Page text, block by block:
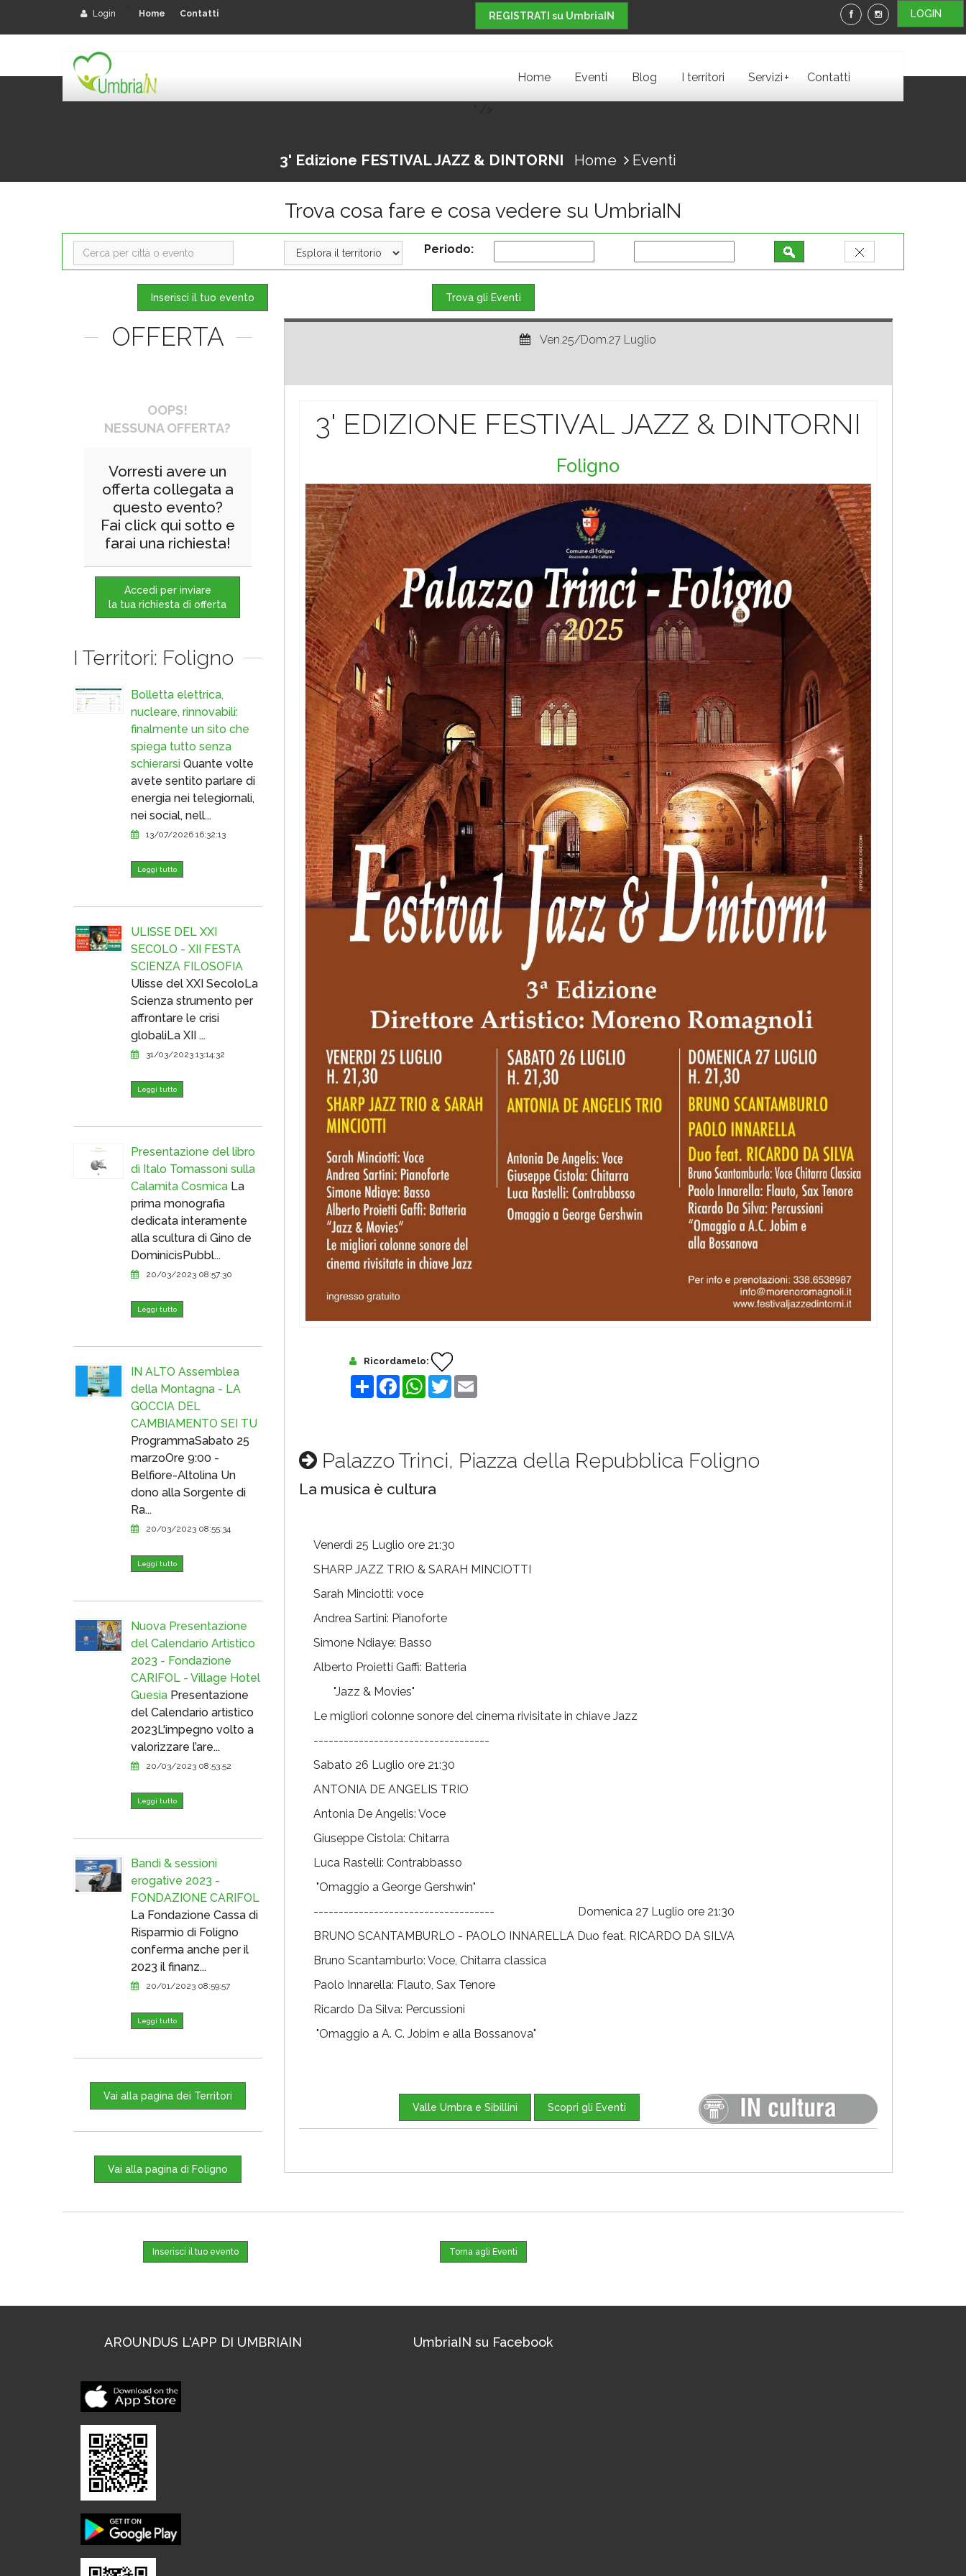
LOGIN
Login Home Contatti REGISTRATI su UmbriaIN
Home Eventi Blog I territori Servizi+ Contatti
3' Edizione FESTIVAL JAZZ & DINTORNI Home Eventi
Trova cosa fare e cosa vedere su UmbriaIN
Periodo:
Inserisci il tuo evento Trova gli Eventi
Ven.25/Dom.27 Luglio
3' EDIZIONE FESTIVAL JAZZ & DINTORNI
Foligno
Ricordamelo:
Share FacebookWhatsApp
TwitterEmail
Palazzo Trinci, Piazza della Repubblica Foligno
La musica è cultura
Venerdì 25 Luglio ore 21:30
SHARP JAZZ TRIO & SARAH MINCIOTTI
Sarah Minciotti: voce
Andrea Sartini: Pianoforte
Simone Ndiaye: Basso
Alberto Proietti Gaffi: Batteria
"Jazz & Movies"
Le migliori colonne sonore del cinema rivisitate in chiave Jazz
-----------------------------------
Sabato 26 Luglio ore 21:30
ANTONIA DE ANGELIS TRIO
Antonia De Angelis: Voce
Giuseppe Cistola: Chitarra
Luca Rastelli: Contrabbasso
"Omaggio a George Gershwin"
------------------------------------ Domenica 27 Luglio ore 21:30
BRUNO SCANTAMBURLO - PAOLO INNARELLA Duo feat. RICARDO DA SILVA
Bruno Scantamburlo: Voce, Chitarra classica
Paolo Innarella: Flauto, Sax Tenore
Ricardo Da Silva: Percussioni
"Omaggio a A. C. Jobim e alla Bossanova"
Valle Umbra e Sibillini Scopri gli Eventi
OFFERTA
OOPS!
NESSUNA OFFERTA?
Vorresti avere un
offerta collegata a
questo evento?
Fai click qui sotto e
farai una richiesta!
Accedi per inviare
la tua richiesta di offerta
I Territori: Foligno
Bolletta elettrica,
nucleare, rinnovabili:
finalmente un sito che
spiega tutto senza
schierarsi Quante volte
avete sentito parlare di
energia nei telegiornali,
nei social, nell...
13/07/2026 16:32:13
Leggi tutto
ULISSE DEL XXI
SECOLO - XII FESTA
SCIENZA FILOSOFIA
Ulisse del XXI SecoloLa
Scienza strumento per
affrontare le crisi
globaliLa XII ...
31/03/2023 13:14:32
Leggi tutto
Presentazione del libro
di Italo Tomassoni sulla
Calamita Cosmica La
prima monografia
dedicata interamente
alla scultura di Gino de
DominicisPubbl...
20/03/2023 08:57:30
Leggi tutto
IN ALTO Assemblea
della Montagna - LA
GOCCIA DEL
CAMBIAMENTO SEI TU
ProgrammaSabato 25
marzoOre 9:00 -
Belfiore-Altolina Un
dono alla Sorgente di
Ra...
20/03/2023 08:55:34
Leggi tutto
Nuova Presentazione
del Calendario Artistico
2023 - Fondazione
CARIFOL - Village Hotel
Guesia Presentazione
del Calendario artistico
2023L'impegno volto a
valorizzare l’are...
20/03/2023 08:53:52
Leggi tutto
Bandi & sessioni
erogative 2023 -
FONDAZIONE CARIFOL
La Fondazione Cassa di
Risparmio di Foligno
conferma anche per il
2023 il finanz...
20/01/2023 08:59:57
Leggi tutto
Vai alla pagina dei Territori
Vai alla pagina di Foligno
Inserisci il tuo evento Torna agli Eventi
AROUNDUS L'APP DI UMBRIAIN UmbriaIN su Facebook